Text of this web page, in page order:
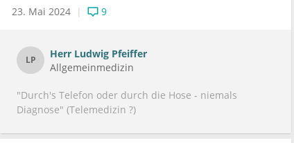
23. Mai 2024 9
LP Herr Ludwig Pfeiffer
Allgemeinmedizin
"Durch's Telefon oder durch die Hose - niemals
Diagnose" (Telemedizin ?)